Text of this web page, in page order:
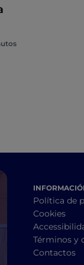
Política de
Cookies
Términos y
Contactos